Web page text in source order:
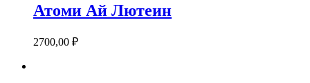
Атоми Ай Лютеин
2700,00 ₽